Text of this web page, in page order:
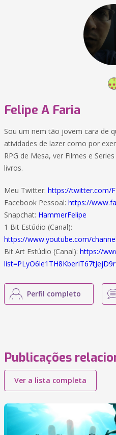
Felipe A Faria
Sou um nem tão jovem cara de
atividades de lazer como por
RPG de Mesa, ver Filmes e
livros.
Meu Twitter: https://twitter.com/
Facebook Pessoal: https://
Snapchat: HammerFelipe
1 Bit Estúdio (Canal):
https://www.youtube.com/
Bit Art Estúdio (Canal): https://
Perfil completo
Publicações
Ver a lista completa